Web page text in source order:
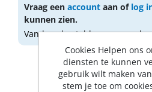
Vraag een account aan of log
kunnen zien.
Vandaag besteld, morgen
Cookies Helpen ons
diensten te kunnen
gebruik wilt maken
stem je toe om